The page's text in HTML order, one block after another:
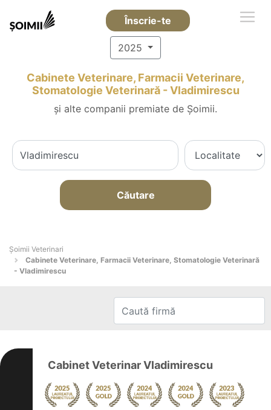
Înscrie-te
2025
Cabinete Veterinare, Farmacii Veterinare,
Stomatologie Veterinară - Vladimirescu
și alte companii premiate de Șoimii.
Căutare
Șoimii Veterinari
Cabinete Veterinare, Farmacii Veterinare, Stomatologie Veterinară
- Vladimirescu
Cabinet Veterinar Vladimirescu